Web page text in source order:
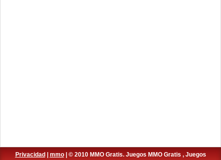
Privacidad| mmo| © 2010 MMO Gratis. Juegos MMO Gratis , Juegos